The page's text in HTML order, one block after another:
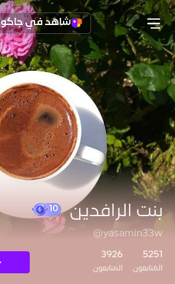
شاهد في جاكو
بنت الرافدين
@yasamin33w
5251
المُتابعون
3926
المتابعون